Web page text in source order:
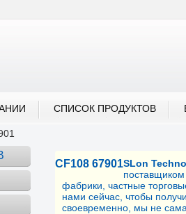
СПИСОК ПРОДУКТОВ
CF108 67901SLon
фабрики, частные
нами сейчас, чтобы
своевременно, мы не